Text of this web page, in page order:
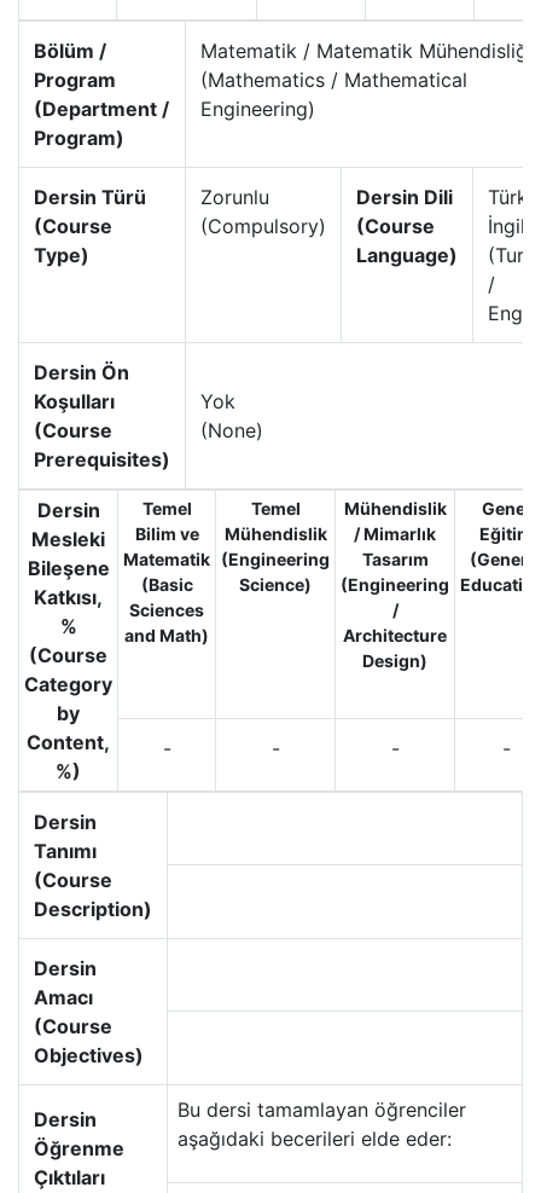
Bölüm /
Program
(Department /
Program)
Matematik / Matematik Mühendisliği
(Mathematics / Mathematical
Engineering)
Dersin Türü
(Course
Type)
Zorunlu
(Compulsory)
Dersin Dili
(Course
Language)
/
Dersin Ön
Koşulları
(Course
Prerequisites)
Yok
(None)
Dersin
Mesleki
Bileşene
Katkısı,
%
(Course
Category
by
Content,
%)
Temel
Bilim ve
Matematik
(Basic
Sciences
and Math)
Temel
Mühendislik
(Engineering
Science)
Mühendislik
/ Mimarlık
Tasarım
(Engineering
/
Architecture
Design)
Genel
Eğitim
(General
- - - -
Dersin
Tanımı
(Course
Description)
Dersin
Amacı
(Course
Objectives)
Dersin
Öğrenme
Çıktıları
Bu dersi tamamlayan öğrenciler
aşağıdaki becerileri elde eder: